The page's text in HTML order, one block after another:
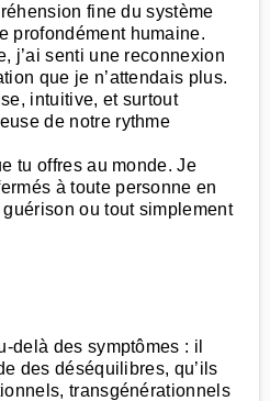
fine du système
profondément humaine.
j’ai senti une reconnexion
que je n’attendais plus.
intuitive, et surtout
de notre rythme
tu offres au monde. Je
à toute personne en
ou tout simplement
delà des symptômes : il
des déséquilibres, qu’ils
transgénérationnels